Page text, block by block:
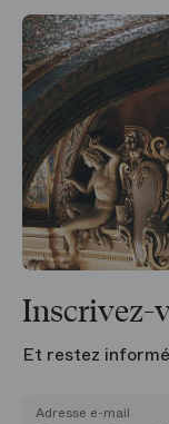
Inscrivez-
Et restez
Adresse e-mail